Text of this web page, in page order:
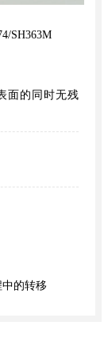
SH363M
面的同时无残
的转移